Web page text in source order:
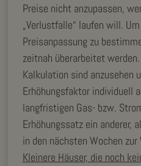
Preise nicht anzupassen,
„Verlustfalle“ laufen will.
Preisanpassung zu
zeitnah überarbeitet
Kalkulation sind anzusehen
Erhöhungsfaktor individuell
langfristigen Gas- bzw.
Erhöhungssatz ein anderer,
in den nächsten Wochen
Kleinere Häuser, die noch